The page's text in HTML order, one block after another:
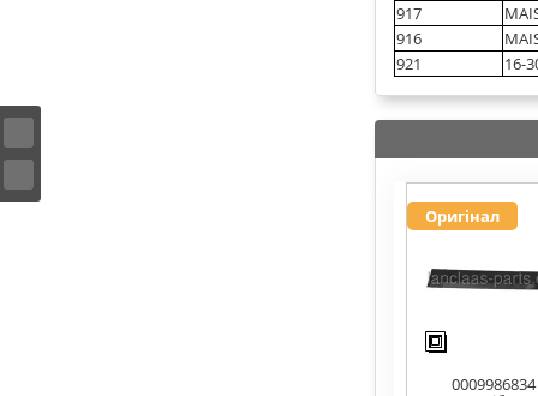
917
916
921
16-
Оригінал